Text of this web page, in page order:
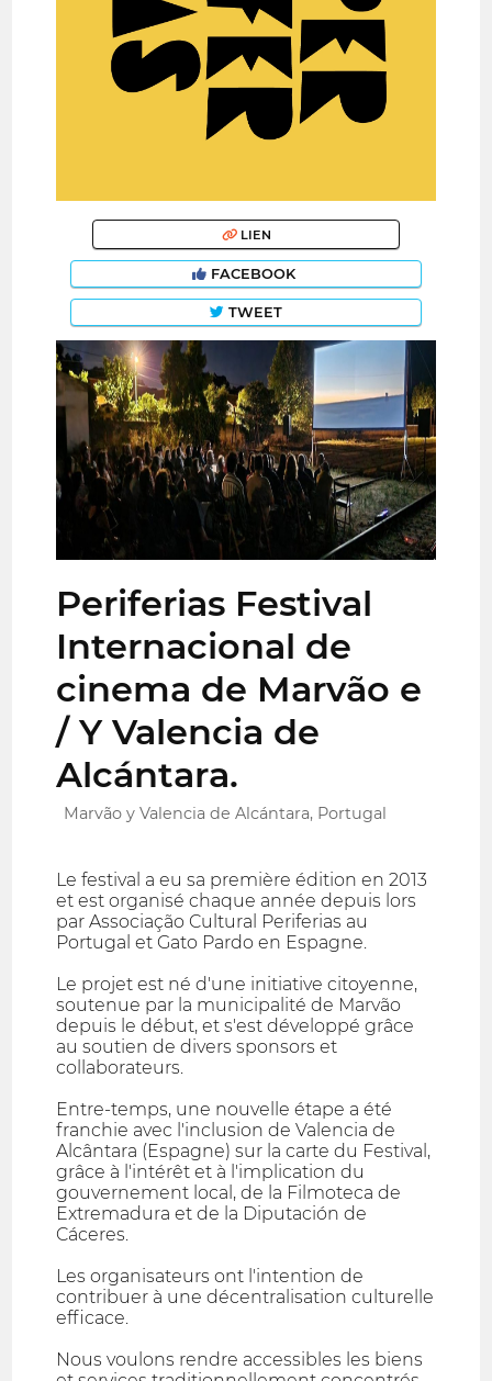
LIEN
FACEBOOK
TWEET
Periferias Festival
Internacional de
cinema de Marvão e
/ Y Valencia de
Alcántara.
Marvão y Valencia de Alcántara, Portugal
Le festival a eu sa première édition en 2013
et est organisé chaque année depuis lors
par Associação Cultural Periferias au
Portugal et Gato Pardo en Espagne.
Le projet est né d'une initiative citoyenne,
soutenue par la municipalité de Marvão
depuis le début, et s'est développé grâce
au soutien de divers sponsors et
collaborateurs.
Entre-temps, une nouvelle étape a été
franchie avec l'inclusion de Valencia de
Alcântara (Espagne) sur la carte du Festival,
grâce à l'intérêt et à l'implication du
gouvernement local, de la Filmoteca de
Extremadura et de la Diputación de
Cáceres.
Les organisateurs ont l'intention de
contribuer à une décentralisation culturelle
efficace.
Nous voulons rendre accessibles les biens